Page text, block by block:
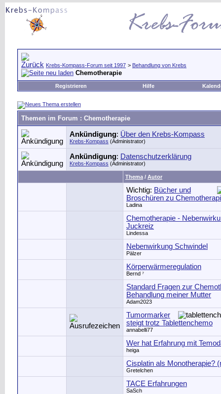
Krebs-Kompass-Forum seit 1997 > Behandlung von Krebs
Chemotherapie
Registrieren Hilfe
Themen im Forum : Chemotherapie
Ankündigung: Über den Krebs-Kompass
Krebs-Kompass (Administrator)
Ankündigung: Datenschutzerklärung
Krebs-Kompass (Administrator)
Thema / Autor
Wichtig: Bücher und
Broschüren zu
Ladina
Chemotherapie -
Juckreiz
Lindessa
Nebenwirkung Schwindel
Pälzer
Körperwärmeregulation
Bernd ⁷
Standard Fragen zur
Behandlung meiner Mutter
Adam2023
Tumormarker
steigt trotz Tablettenchemo
annabelli77
Wer hat Erfahrung mit
heiga
Cisplatin als Monotherapie?
Gretelchen
TACE Erfahrungen
SaSch